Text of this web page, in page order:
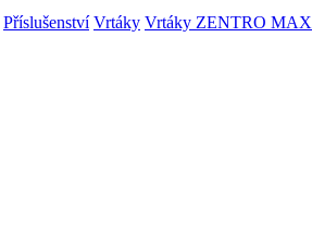
Příslušenství Vrtáky Vrtáky ZENTRO MAX